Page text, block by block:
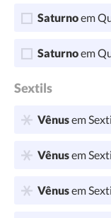
Saturnoem
Saturnoem
Sextils
Vênusem
Vênusem
Vênusem